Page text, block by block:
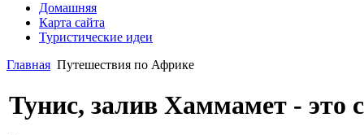
Домашняя
Карта сайта
Туристические идеи
Главная Путешествия по Африке
Тунис, залив Хаммамет - это